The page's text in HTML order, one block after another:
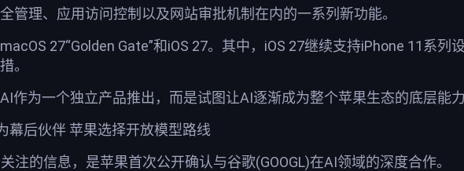
管理、应用访问控制以及网站审批机制在内的一系列新功能。
27“Golden Gate”和iOS 27。其中，iOS 27继续支持iPhone 11系列
。
作为一个独立产品推出，而是试图让AI逐渐成为整个苹果生态的底层能力
幕后伙伴 苹果选择开放模型路线
注的信息，是苹果首次公开确认与谷歌(GOOGL)在AI领域的深度合作。